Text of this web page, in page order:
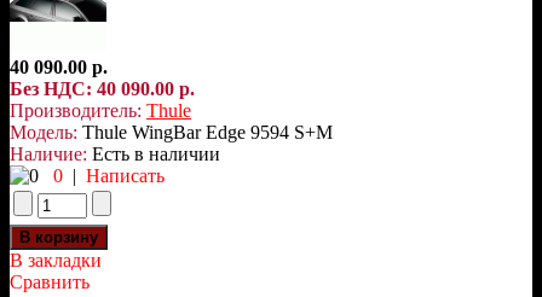
40 090.00 р.
Без НДС: 40 090.00 р.
Производитель: Thule
Модель: Thule WingBar Edge 9594 S+M
Наличие: Есть в наличии
0 | Написать
В закладки
Сравнить